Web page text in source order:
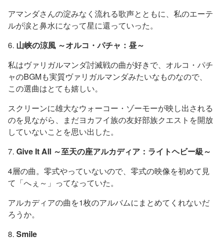
アマンダさんの淀みなく流れる歌声とともに、私のエーテ
ルが涙と鼻水になって星に還っていった。
6. 山峡の涼風 ～オルコ・パチャ：昼～
私はヴァリガルマンダ討滅戦の曲が好きで、オルコ・パチ
ャのBGMも実質ヴァリガルマンダみたいなものなので、
この選曲はとても嬉しい。
スクリーンに雄大なウォーコー・ゾーモーが映し出される
のを見ながら、まだヨカフイ族の友好部族クエストを開放
していないことを思い出した。
7. Give It All ～至天の座アルカディア：ライトヘビー級～
4層の曲。零式やっていないので、零式の映像を初めて見
て「へぇ～」ってなっていた。
アルカディアの曲を1枚のアルバムにまとめてくれないだ
ろうか。
8. Smile